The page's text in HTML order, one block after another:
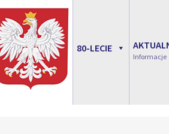
80-LECIE
Informacje